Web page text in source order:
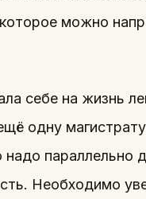
можно
себе на жизнь
одну
параллельно
Необходимо